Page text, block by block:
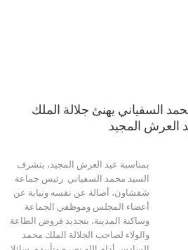
السفياني يهنئ جلالة الملك
بمناسبة عيد العرش المجيد، يتشرف
السيد محمد السفياني رئيس جماعة
شفشاون، أصالة عن نفسه ونيابة عن
أعضاء المجلس وموظفي الجماعة
وساكنة المدينة، بتجديد فروض الطاعة
والولاء لصاحب الجلالة الملك محمد